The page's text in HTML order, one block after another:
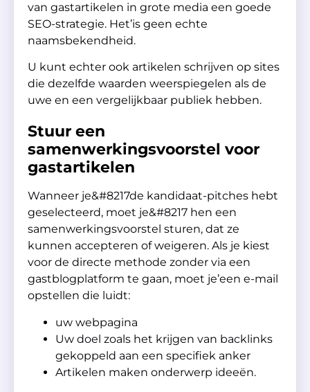
van gastartikelen in grote media een goede
SEO-strategie. Het’is geen echte
naamsbekendheid.
U kunt echter ook artikelen schrijven op sites
die dezelfde waarden weerspiegelen als de
uwe en een vergelijkbaar publiek hebben.
Stuur een
samenwerkingsvoorstel voor
gastartikelen
Wanneer je&#8217de kandidaat-pitches hebt
geselecteerd, moet je&#8217 hen een
samenwerkingsvoorstel sturen, dat ze
kunnen accepteren of weigeren. Als je kiest
voor de directe methode zonder via een
gastblogplatform te gaan, moet je’een e-mail
opstellen die luidt:
uw webpagina
Uw doel zoals het krijgen van backlinks
gekoppeld aan een specifiek anker
Artikelen maken onderwerp ideeën.